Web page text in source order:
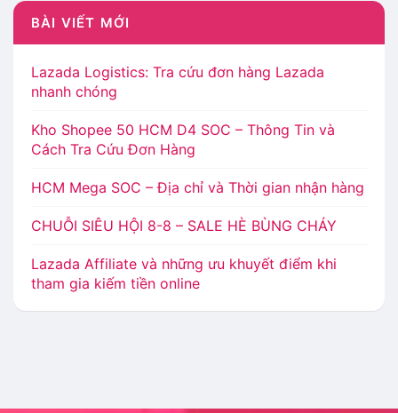
BÀI VIẾT MỚI
Lazada Logistics: Tra cứu đơn hàng Lazada
nhanh chóng
Kho Shopee 50 HCM D4 SOC – Thông Tin và
Cách Tra Cứu Đơn Hàng
HCM Mega SOC – Địa chỉ và Thời gian nhận hàng
CHUỖI SIÊU HỘI 8-8 – SALE HÈ BÙNG CHÁY
Lazada Affiliate và những ưu khuyết điểm khi
tham gia kiếm tiền online